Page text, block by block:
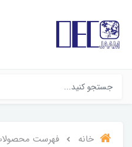
خانه فهرست